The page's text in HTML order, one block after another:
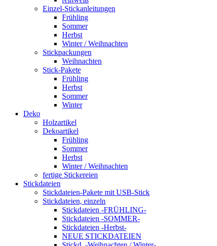
Einzel-Stickanleitungen
Frühling
Sommer
Herbst
Winter / Weihnachten
Stickpackungen
Weihnachten
Stick-Pakete
Frühling
Herbst
Sommer
Winter
Deko
Holzartikel
Dekoartikel
Frühling
Sommer
Herbst
Winter / Weihnachten
fertige Stickereien
Stickdateien
Stickdateien-Pakete mit USB-Stick
Stickdateien, einzeln
Stickdateien -FRÜHLING-
Stickdateien -SOMMER-
Stickdateien -Herbst-
NEUE STICKDATEIEN